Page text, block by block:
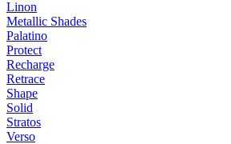
Linon
Metallic Shades
Palatino
Protect
Recharge
Retrace
Shape
Solid
Stratos
Verso